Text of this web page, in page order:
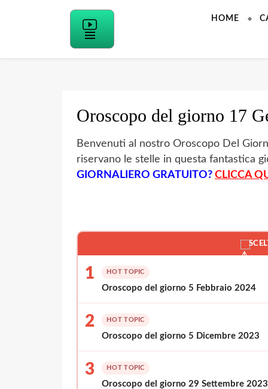
HOME
Oroscopo del giorno 17
Benvenuti al nostro Oroscopo Del
riservano le stelle in questa fantastica
GIORNALIERO GRATUITO? CLICCA
1 HOT TOPIC
Oroscopo del giorno 5 Febbraio 2024
2 HOT TOPIC
Oroscopo del giorno 5 Dicembre 2023
3 HOT TOPIC
Oroscopo del giorno 29 Settembre 2023